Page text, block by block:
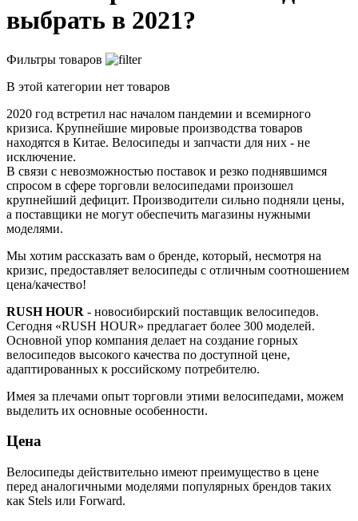
выбрать в 2021?
Фильтры товаров
В этой категории нет товаров
2020 год встретил нас началом пандемии и всемирного
кризиса. Крупнейшие мировые производства товаров
находятся в Китае. Велосипеды и запчасти для них - не
исключение.
В связи с невозможностью поставок и резко поднявшимся
спросом в сфере торговли велосипедами произошел
крупнейший дефицит. Производители сильно подняли цены,
а поставщики не могут обеспечить магазины нужными
моделями.
Мы хотим рассказать вам о бренде, который, несмотря на
кризис, предоставляет велосипеды с отличным соотношением
цена/качество!
RUSH HOUR - новосибирский поставщик велосипедов.
Сегодня «RUSH HOUR» предлагает более 300 моделей.
Основной упор компания делает на создание горных
велосипедов высокого качества по доступной цене,
адаптированных к российскому потребителю.
Имея за плечами опыт торговли этими велосипедами, можем
выделить их основные особенности.
Цена
Велосипеды действительно имеют преимущество в цене
перед аналогичными моделями популярных брендов таких
как Stels или Forward.